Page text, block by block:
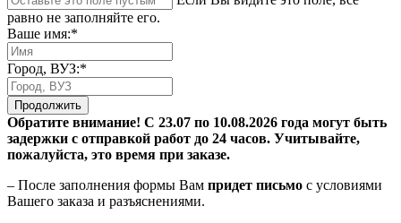
равно не заполняйте его.
Ваше имя:*
Город, ВУЗ:*
Продолжить
Обратите внимание! С 23.07 по 10.08.2026 года могут быть
задержки с отправкой работ до 24 часов. Учитывайте,
пожалуйста, это время при заказе.
– После заполнения формы Вам придет письмо с условиями
Вашего заказа и разъяснениями.